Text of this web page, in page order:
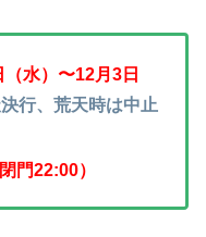
水）〜12月3日
行、荒天時は中止
門22:00）